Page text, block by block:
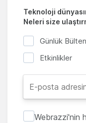
Teknoloji
Neleri size
Günlük Bülten
Etkinlikler
Webrazzi'nin